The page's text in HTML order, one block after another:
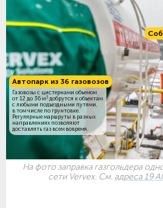
Автопарк из 36 газовозов
Газовозы с цистернами объемом
от 12 до 36 м3 добрутся к объектам
c любыми подъездными путями,
в том числе по грунтовке.
Регулярные маршруты в разных
направлениях позволяют
доставлять газ всем вовремя.
На фото заправка газгольдера
сети Vervex. См. адреса 19